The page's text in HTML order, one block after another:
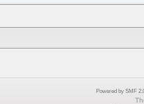
Powered by SMF